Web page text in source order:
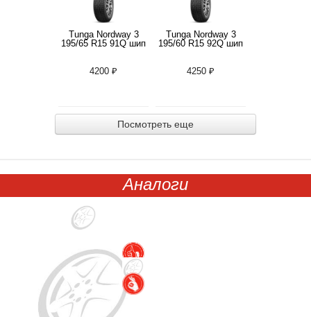
Tunga Nordway 3
195/65 R15 91Q шип
4200 ₽
Tunga Nordway 3
195/60 R15 92Q шип
4250 ₽
Посмотреть еще
Аналоги